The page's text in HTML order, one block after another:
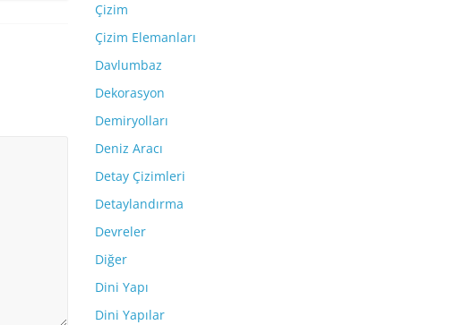
Çizim
Çizim Elemanları
Davlumbaz
Dekorasyon
Demiryolları
Deniz Aracı
Detay Çizimleri
Detaylandırma
Devreler
Diğer
Dini Yapı
Dini Yapılar